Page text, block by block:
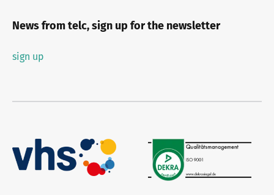
News from telc, sign up for the newsletter
sign up